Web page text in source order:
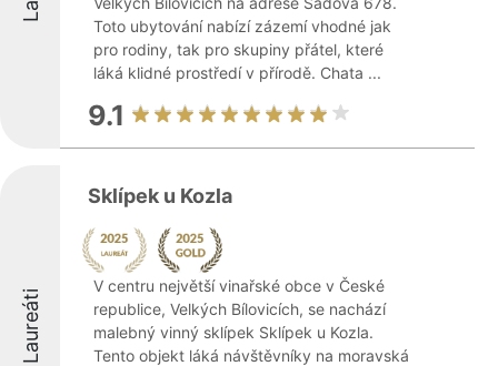
Toto ubytování nabízí zázemí vhodné jak
pro rodiny, tak pro skupiny přátel, které
láká klidné prostředí v přírodě. Chata ...
9.1
Laureáti
Sklípek u Kozla
V centru největší vinařské obce v České
republice, Velkých Bílovicích, se nachází
malebný vinný sklípek Sklípek u Kozla.
Tento objekt láká návštěvníky na moravská